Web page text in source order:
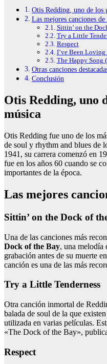
Otis Redding, uno de los
Las mejores canciones
Sittin’ on the
Try a Little
Respect
I’ve Been
The Happy Song
Otras canciones
Conclusión
Otis Redding, uno
música
Otis Redding fue uno de los
de soul y rhythm and blues de
1941, su carrera comenzó en
fue en los años 60 cuando se
importantes de la época.
Las mejores
Sittin’ on the Dock of
Una de las canciones más
Dock of the Bay, una melodía
grabación antes de su muerte
canción es una de las más
Try a Little Tenderness
Otra canción inmortal de
balada de soul de la que
utilizada en varias películas.
«The Dock of the Bay»,
Respect